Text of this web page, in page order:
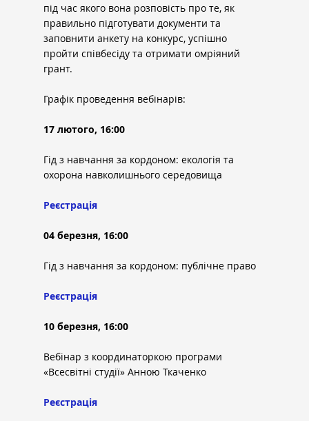
під час якого вона розповість про те, як
правильно підготувати документи та
заповнити анкету на конкурс, успішно
пройти співбесіду та отримати омріяний
грант.
Графік проведення вебінарів:
17 лютого, 16:00
Гід з навчання за кордоном: екологія та
охорона навколишнього середовища
Реєстрація
04 березня, 16:00
Гід з навчання за кордоном: публічне право
Реєстрація
10 березня, 16:00
Вебінар з координаторкою програми
«Всесвітні студії» Анною Ткаченко
Реєстрація